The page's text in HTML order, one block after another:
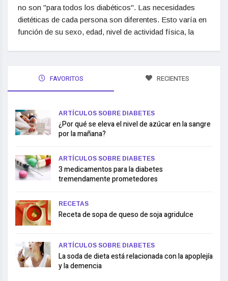
no son "para todos los diabéticos". Las necesidades
dietéticas de cada persona son diferentes. Esto varía en
función de su sexo, edad, nivel de actividad física, la
FAVORITOS RECIENTES
ARTÍCULOS SOBRE DIABETES
¿Por qué se eleva el nivel de azúcar en la sangre
por la mañana?
ARTÍCULOS SOBRE DIABETES
3 medicamentos para la diabetes
tremendamente prometedores
RECETAS
Receta de sopa de queso de soja agridulce
ARTÍCULOS SOBRE DIABETES
La soda de dieta está relacionada con la apoplejía
y la demencia